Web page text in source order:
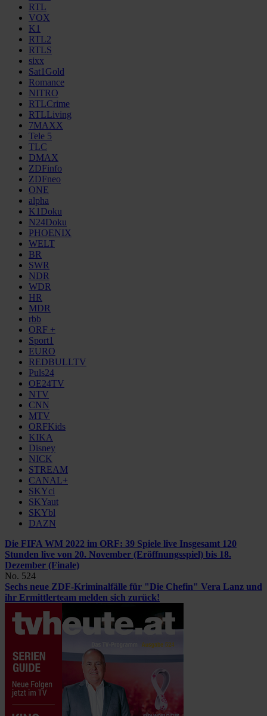
RTL
VOX
K1
RTL2
RTLS
sixx
Sat1Gold
Romance
NITRO
RTLCrime
RTLLiving
7MAXX
Tele 5
TLC
DMAX
ZDFinfo
ZDFneo
ONE
alpha
K1Doku
N24Doku
PHOENIX
WELT
BR
SWR
NDR
WDR
HR
MDR
rbb
ORF +
Sport1
EURO
REDBULLTV
Puls24
OE24TV
NTV
CNN
MTV
ORFKids
KIKA
Disney
NICK
STREAM
CANAL+
SKYci
SKYaut
SKYbl
DAZN
Die FIFA WM 2022 im ORF: 39 Spiele live Insgesamt 120
Stunden live von 20. November (Eröffnungsspiel) bis 18.
Dezember (Finale)
No. 524
Sechs neue ZDF-Kriminalfälle für "Die Chefin" Vera Lanz und
ihr Ermittlerteam melden sich zurück!